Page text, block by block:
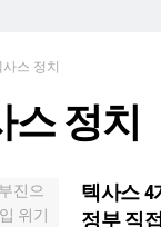
스 정치
스 정치
텍사스 4
정부 직